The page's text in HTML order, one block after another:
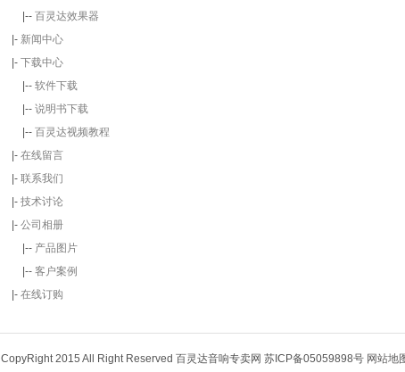
|-- 百灵达效果器
|- 新闻中心
|- 下载中心
|-- 软件下载
|-- 说明书下载
|-- 百灵达视频教程
|- 在线留言
|- 联系我们
|- 技术讨论
|- 公司相册
|-- 产品图片
|-- 客户案例
|- 在线订购
CopyRight 2015 All Right Reserved 百灵达音响专卖网 苏ICP备05059898号 网站地